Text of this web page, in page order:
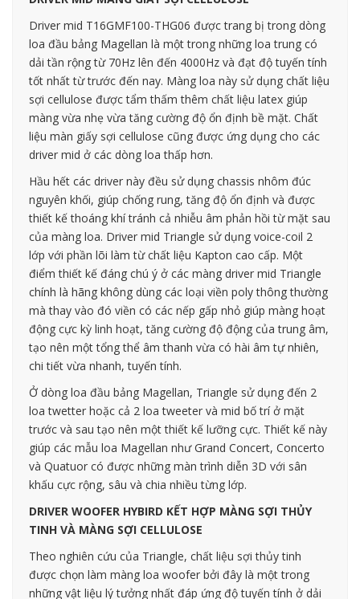
Driver mid T16GMF100-THG06 được trang bị trong dòng
loa đầu bảng Magellan là một trong những loa trung có
dải tần rộng từ 70Hz lên đến 4000Hz và đạt độ tuyến tính
tốt nhất từ trước đến nay. Màng loa này sử dụng chất liệu
sợi cellulose được tẩm thấm thêm chất liệu latex giúp
màng vừa nhẹ vừa tăng cường độ ổn định bề mặt. Chất
liệu màn giấy sợi cellulose cũng được ứng dụng cho các
driver mid ở các dòng loa thấp hơn.
Hầu hết các driver này đều sử dụng chassis nhôm đúc
nguyên khối, giúp chống rung, tăng độ ổn định và được
thiết kế thoáng khí tránh cả nhiễu âm phản hồi từ mặt sau
của màng loa. Driver mid Triangle sử dụng voice-coil 2
lớp với phần lõi làm từ chất liệu Kapton cao cấp. Một
điểm thiết kế đáng chú ý ở các màng driver mid Triangle
chính là hãng không dùng các loại viền poly thông thường
mà thay vào đó viền có các nếp gấp nhỏ giúp màng hoạt
động cực kỳ linh hoạt, tăng cường độ động của trung âm,
tạo nên một tổng thể âm thanh vừa có hài âm tự nhiên,
chi tiết vừa nhanh, tuyến tính.
Ở dòng loa đầu bảng Magellan, Triangle sử dụng đến 2
loa twetter hoặc cả 2 loa tweeter và mid bố trí ở mặt
trước và sau tạo nên một thiết kế lưỡng cực. Thiết kế này
giúp các mẫu loa Magellan như Grand Concert, Concerto
và Quatuor có được những màn trình diễn 3D với sân
khấu cực rộng, sâu và chia nhiều từng lớp.
DRIVER WOOFER HYBIRD KẾT HỢP MÀNG SỢI THỦY
TINH VÀ MÀNG SỢI CELLULOSE
Theo nghiên cứu của Triangle, chất liệu sợi thủy tinh
được chọn làm màng loa woofer bởi đây là một trong
những vật liệu lý tưởng nhất đáp ứng độ tuyến tính ở dải